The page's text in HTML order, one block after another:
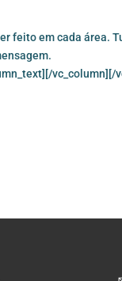
feito em cada área.
vc_column][/